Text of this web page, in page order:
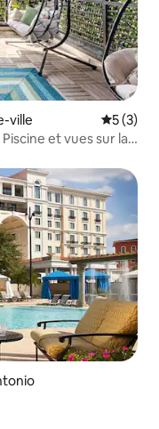
ville
5 (3)
et vues sur la